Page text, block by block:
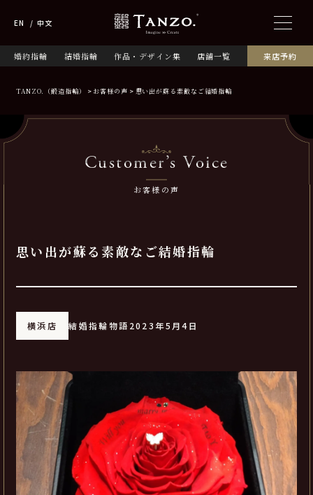
婚約指輪 結婚指輪 作品・デザイン集 店舗一覧 来店予約
EN 中文
TANZO.（鍛造指輪） お客様の声 思い出が蘇る素敵なご結婚指輪
Customer’s Voice
お客様の声
思い出が蘇る素敵なご結婚指輪
横浜店 結婚指輪物語 2023年5月4日